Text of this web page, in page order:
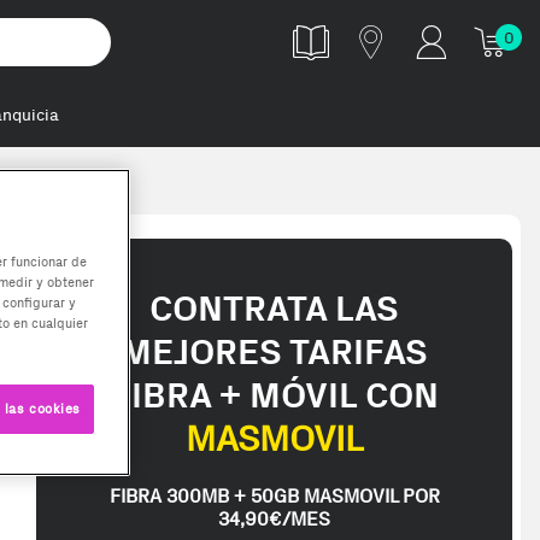
0
CONTRATA LAS
MEJORES TARIFAS
FIBRA + MÓVIL CON
MASMOVIL
FIBRA 300MB + 50GB MASMOVIL POR
34,90€/MES
funcionar de
y obtener
y
en cualquier
cookies